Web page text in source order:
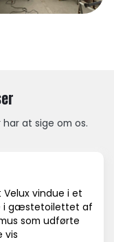
at sige om os.
vindue i et
i gæstetoilettet af
som udførte
vis